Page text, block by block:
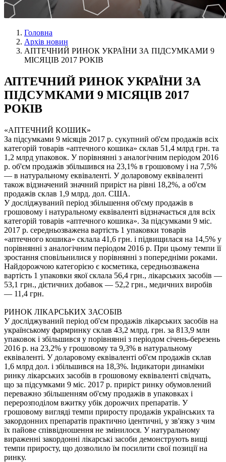
Головна
Архів новин
АПТЕЧНИЙ РИНОК УКРАЇНИ ЗА ПІДСУМКАМИ 9
МІСЯЦІВ 2017 РОКІВ
АПТЕЧНИЙ РИНОК УКРАЇНИ ЗА
ПІДСУМКАМИ 9 МІСЯЦІВ 2017
РОКІВ
«АПТЕЧНИЙ КОШИК»
За підсумками 9 місяців 2017 р. сукупний об'єм продажів всіх
категорій товарів «аптечного кошика» склав 51,4 млрд грн. та
1,2 млрд упаковок. У порівнянні з аналогічним періодом 2016
р. об'єм продажів збільшився на 23,1% в грошовому і на 7,5%
— в натуральному еквіваленті. У доларовому еквіваленті
також відзначений значний приріст на рівні 18,2%, а об'єм
продажів склав 1,9 млрд. дол. США.
У досліджуваний період збільшення об'єму продажів в
грошовому і натуральному еквіваленті відзначається для всіх
категорій товарів «аптечного кошика». За підсумками 9 міс.
2017 р. середньозважена вартість 1 упаковки товарів
«аптечного кошика» склала 41,6 грн. і підвищилася на 14,5% у
порівнянні з аналогічним періодом 2016 р. При цьому темпи її
зростання сповільнилися у порівнянні з попередніми роками.
Найдорожчою категорією є косметика, середньозважена
вартість 1 упаковки якої склала 56,4 грн., лікарських засобів —
53,1 грн., дієтичних добавок — 52,2 грн., медичних виробів
— 11,4 грн.
РИНОК ЛІКАРСЬКИХ ЗАСОБІВ
У досліджуваний період об'єм продажів лікарських засобів на
українському фармринку склав 43,2 млрд. грн. за 813,9 млн
упаковок і збільшився у порівнянні з періодом січень-березень
2016 р. на 23,2% у грошовому та 9,3% в натуральному
еквіваленті. У доларовому еквіваленті об'єм продажів склав
1,6 млрд дол. і збільшився на 18,3%. Індикатори динаміки
ринку лікарських засобів в грошовому еквіваленті свідчать,
що за підсумками 9 міс. 2017 р. приріст ринку обумовлений
переважно збільшенням об'єму продажів в упаковках і
перерозподілом вжитку убік дорожчих препаратів. У
грошовому вигляді темпи приросту продажів українських та
закордонних препаратів практично ідентичні, у зв'язку з чим
їх пайове співвідношення не змінилося. У натуральному
вираженні закордонні лікарські засоби демонструють вищі
темпи приросту, що дозволило їм посилити свої позиції на
ринку.